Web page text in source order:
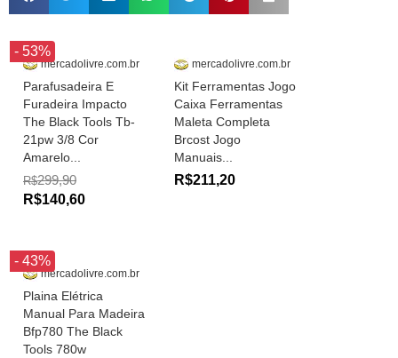
- 53%
mercadolivre.com.br
Parafusadeira E
Furadeira Impacto
The Black Tools Tb-
21pw 3/8 Cor
Amarelo...
R$299,90
R$140,60
mercadolivre.com.br
Kit Ferramentas Jogo
Caixa Ferramentas
Maleta Completa
Brcost Jogo
Manuais...
R$211,20
- 43%
mercadolivre.com.br
Plaina Elétrica
Manual Para Madeira
Bfp780 The Black
Tools 780w